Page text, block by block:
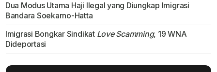
Dua Modus Utama Haji Ilegal yang Diungkap Imigrasi
Bandara Soekarno-Hatta
Imigrasi Bongkar Sindikat Love Scamming, 19 WNA
Dideportasi